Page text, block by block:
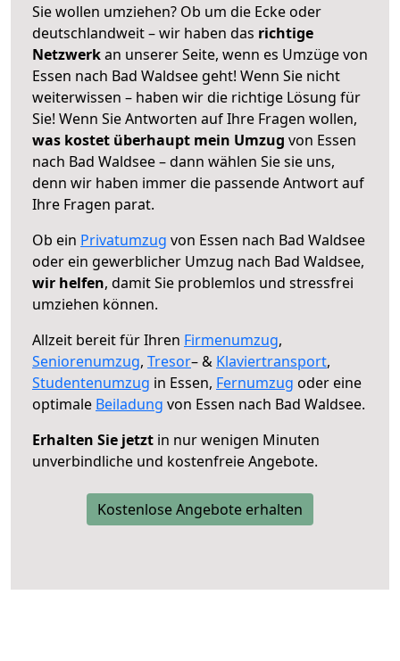
Sie wollen umziehen? Ob um die Ecke oder
deutschlandweit – wir haben das richtige
Netzwerkan unserer Seite, wenn es Umzüge von
Essen nach Bad Waldsee geht! Wenn Sie nicht
weiterwissen – haben wir die richtige Lösung für
Sie! Wenn Sie Antworten auf Ihre Fragen wollen,
was kostet überhaupt mein Umzug von Essen
nach Bad Waldsee – dann wählen Sie sie uns,
denn wir haben immer die passende Antwort auf
Ihre Fragen parat.
Ob ein Privatumzug von Essen nach Bad Waldsee
oder ein gewerblicher Umzug nach Bad Waldsee,
wir helfen, damit Sie problemlos und stressfrei
umziehen können.
Allzeit bereit für Ihren Firmenumzug,
Seniorenumzug, Tresor– & Klaviertransport,
Studentenumzug in Essen, Fernumzug oder eine
optimale Beiladung von Essen nach Bad Waldsee.
Erhalten Sie jetzt in nur wenigen Minuten
unverbindliche und kostenfreie Angebote.
Kostenlose Angebote erhalten